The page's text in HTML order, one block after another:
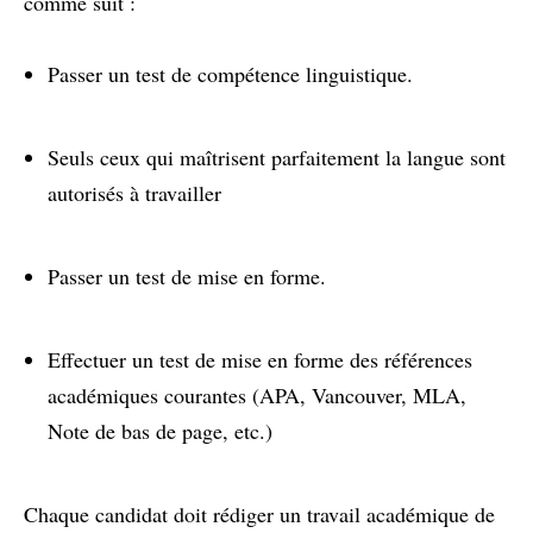
Passer un test de compétence linguistique.
Seuls ceux qui maîtrisent parfaitement la langue sont
autorisés à travailler
Passer un test de mise en forme.
Effectuer un test de mise en forme des références
académiques courantes (APA, Vancouver, MLA,
Note de bas de page, etc.)
Chaque candidat doit rédiger un travail académique de